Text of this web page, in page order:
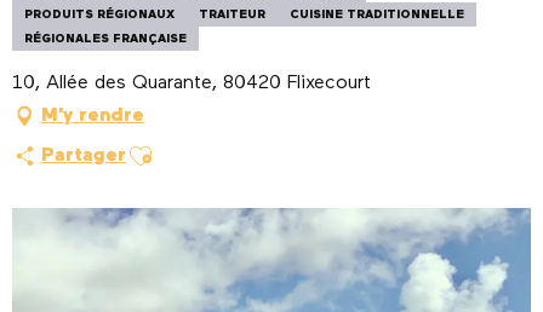
PRODUITS RÉGIONAUX
TRAITEUR
CUISINE TRADITIONNELLE
RÉGIONALES FRANÇAISE
10, Allée des Quarante, 80420 Flixecourt
M'y rendre
Partager Ajouter aux favoris